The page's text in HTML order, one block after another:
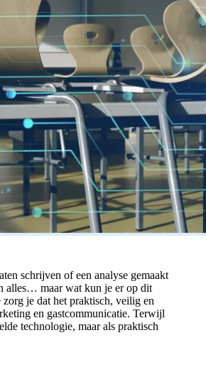
schrijven of een analyse gemaakt
alles… maar wat kun je er op dit
je dat het praktisch, veilig en
en gastcommunicatie. Terwijl
technologie, maar als praktisch